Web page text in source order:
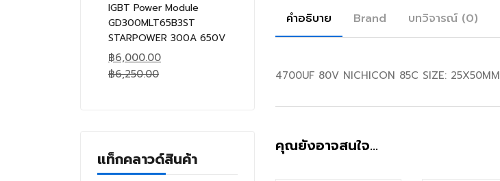
IGBT Power Module
GD300MLT65B3ST
STARPOWER 300A 650V
฿6,000.00
฿6,250.00
แท็กคลาวด์สินค้า
คำอธิบาย Brand บทวิจารณ์ (0)
4700UF 80V NICHICON 85C SIZE: 25X50MM
คุณยังอาจสนใจ…